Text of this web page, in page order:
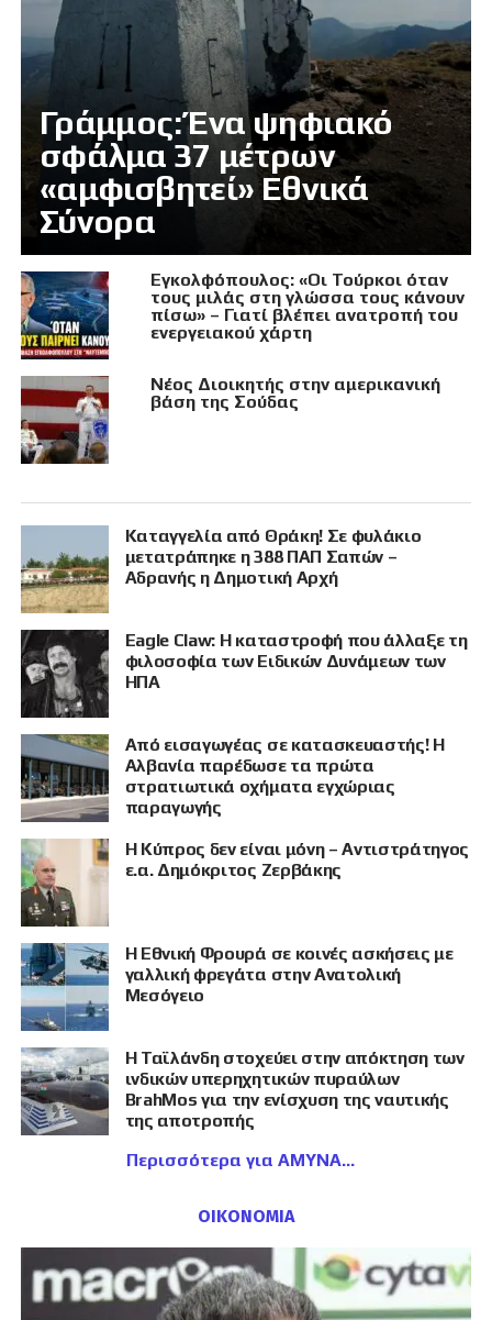
Γράμμος: Ένα ψηφιακό
σφάλμα 37 μέτρων
«αμφισβητεί» Εθνικά
Σύνορα
Εγκολφόπουλος: «Οι Τούρκοι όταν
τους μιλάς στη γλώσσα τους κάνουν
πίσω» – Γιατί βλέπει ανατροπή του
ενεργειακού χάρτη
Νέος Διοικητής στην αμερικανική
βάση της Σούδας
Καταγγελία από Θράκη! Σε φυλάκιο
μετατράπηκε η 388 ΠΑΠ Σαπών –
Αδρανής η Δημοτική Αρχή
Eagle Claw: Η καταστροφή που άλλαξε τη
φιλοσοφία των Ειδικών Δυνάμεων των
ΗΠΑ
Από εισαγωγέας σε κατασκευαστής! Η
Αλβανία παρέδωσε τα πρώτα
στρατιωτικά οχήματα εγχώριας
παραγωγής
Η Κύπρος δεν είναι μόνη – Αντιστράτηγος
ε.α. Δημόκριτος Ζερβάκης
Η Εθνική Φρουρά σε κοινές ασκήσεις με
γαλλική φρεγάτα στην Ανατολική
Μεσόγειο
Η Ταϊλάνδη στοχεύει στην απόκτηση των
ινδικών υπερηχητικών πυραύλων
BrahMos για την ενίσχυση της ναυτικής
της αποτροπής
Περισσότερα για ΑΜΥΝΑ
ΟΙΚΟΝΟΜΙΑ